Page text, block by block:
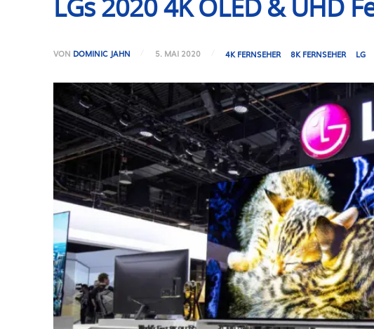
LGs 2020 4K OLED & UHD
VON DOMINIC JAHN 5. MAI 2020 4K FERNSEHER 8K FERNSEHER LG